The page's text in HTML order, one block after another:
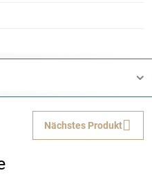
Nächstes Produkt